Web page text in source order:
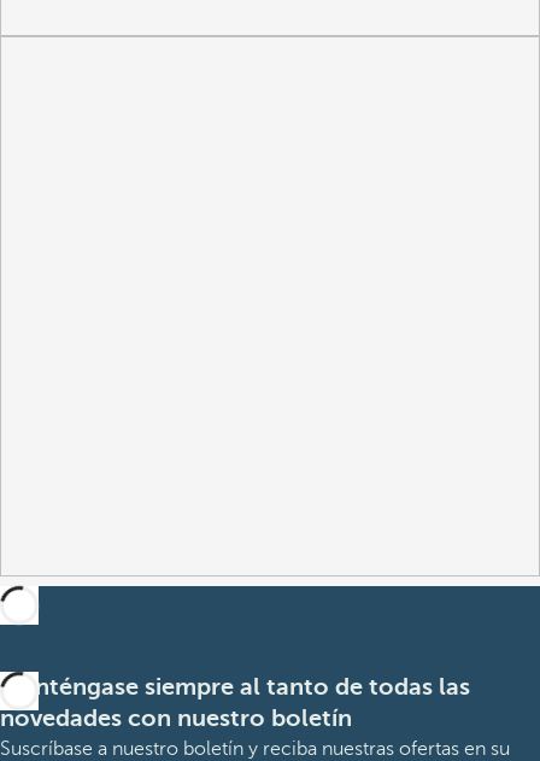
Manténgase siempre al tanto de todas las
novedades con nuestro boletín
Suscríbase a nuestro boletín y reciba nuestras ofertas en su